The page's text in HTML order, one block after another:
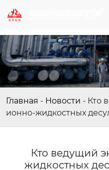
Главная - Новости - Кто
ионно-жидкостных
Кто ведущий
жидкостных